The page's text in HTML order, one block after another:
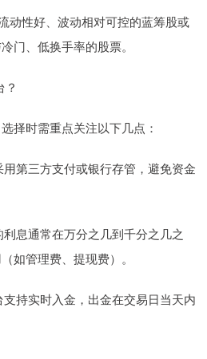
动性好、波动相对可控的蓝筹股或
门、低换手率的股票。
择时需重点关注以下几点：
第三方支付或银行存管，避免资金
息通常在万分之几到千分之几之
如管理费、提现费）。
持实时入金，出金在交易日当天内